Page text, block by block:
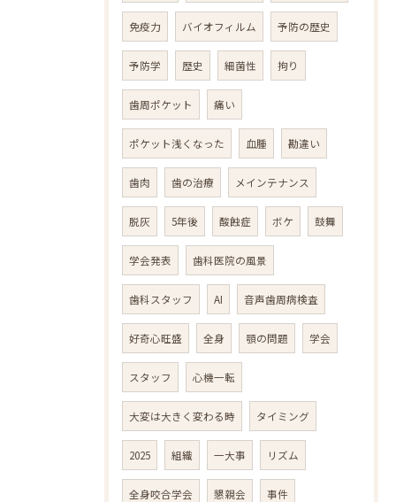
免疫力 バイオフィルム 予防の歴史
予防学 歴史 細菌性 拘り
歯周ポケット 痛い
ポケット浅くなった 血腫 勘違い
歯肉 歯の治療 メインテナンス
脱灰 5年後 酸蝕症 ボケ 鼓舞
学会発表 歯科医院の風景
歯科スタッフ AI 音声歯周病検査
好奇心旺盛 全身 顎の問題 学会
スタッフ 心機一転
大変は大きく変わる時 タイミング
2025 組織 一大事 リズム
全身咬合学会 懇親会 事件